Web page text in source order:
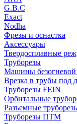
G.B.C
Exact
Nodha
Фрезы и оснастка
Аксессуары
Твердосплавные
Труборезы
Машины безогневой
Врезка в трубы под
Труборезы FEIN
Орбитальные
Разъемные
Труборезы ПТМ